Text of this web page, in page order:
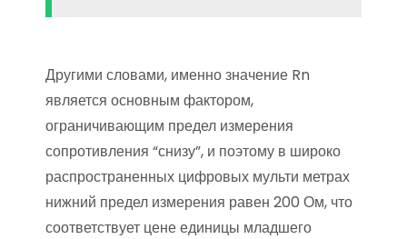
Другими словами, именно значение Rn
является основным фактором,
ограничивающим предел измерения
сопротивления “снизу”, и поэтому в широко
распространенных цифровых мульти метрах
нижний предел измерения равен 200 Ом, что
соответствует цене единицы младшего